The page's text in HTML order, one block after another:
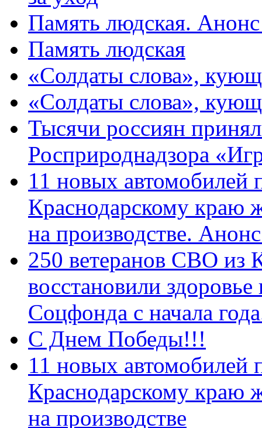
Память людская.
Память людская
«Солдаты слова»,
«Солдаты слова»,
Тысячи россиян
Росприроднадзора
11 новых автомобилей
Краснодарскому краю
на производстве.
250 ветеранов СВО из
восстановили
Соцфонда с начала
С Днем Победы!!!
11 новых автомобилей
Краснодарскому краю
на производстве